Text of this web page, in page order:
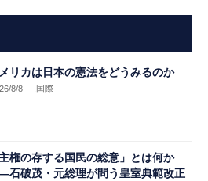
リカは日本の憲法をどうみるのか
8/8 .国際
主権の存する国民の総意」とは何か
破茂・元総理が問う皇室典範改正